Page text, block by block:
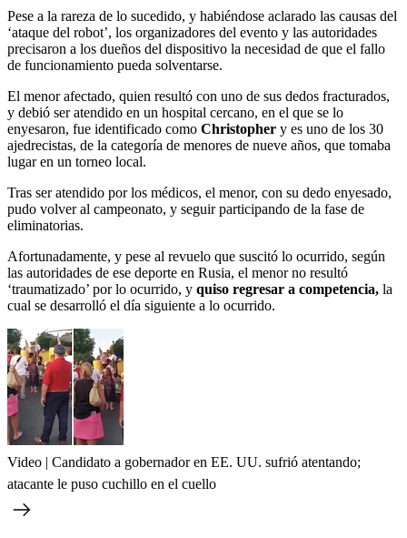
Pese a la rareza de lo sucedido, y habiéndose aclarado las causas del
‘ataque del robot’, los organizadores del evento y las autoridades
precisaron a los dueños del dispositivo la necesidad de que el fallo
de funcionamiento pueda solventarse.
El menor afectado, quien resultó con uno de sus dedos fracturados,
y debió ser atendido en un hospital cercano, en el que se lo
enyesaron, fue identificado como Christopher y es uno de los 30
ajedrecistas, de la categoría de menores de nueve años, que tomaba
lugar en un torneo local.
Tras ser atendido por los médicos, el menor, con su dedo enyesado,
pudo volver al campeonato, y seguir participando de la fase de
eliminatorias.
Afortunadamente, y pese al revuelo que suscitó lo ocurrido, según
las autoridades de ese deporte en Rusia, el menor no resultó
‘traumatizado’ por lo ocurrido, y quiso regresar a competencia, la
cual se desarrolló el día siguiente a lo ocurrido.
Video | Candidato a gobernador en EE. UU. sufrió atentando;
atacante le puso cuchillo en el cuello